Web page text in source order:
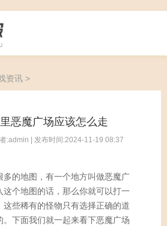
资讯 >
恶魔广场应该怎么走
:admin | 发布时间:2024-11-19 08:37
多的地图，有一个地方叫做恶魔广
这个地图的话，那么你就可以打一
这些稀有的怪物只有选择正确的道
。下面我们就一起来看下恶魔广场